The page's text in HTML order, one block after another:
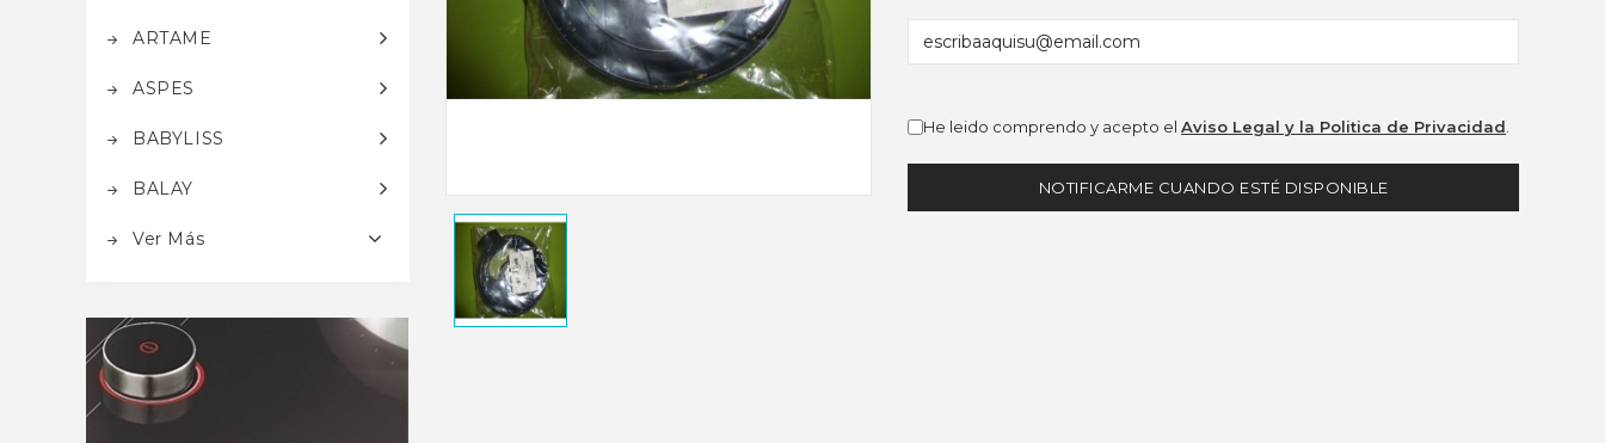
ARTAME
ASPES
BABYLISS
BALAY
Ver Más
He leido comprendo y acepto elAviso Legal y la Politica de Privacidad
NOTIFICARME CUANDO ESTÉ DISPONIBLE